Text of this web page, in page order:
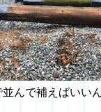
んで補えばいい